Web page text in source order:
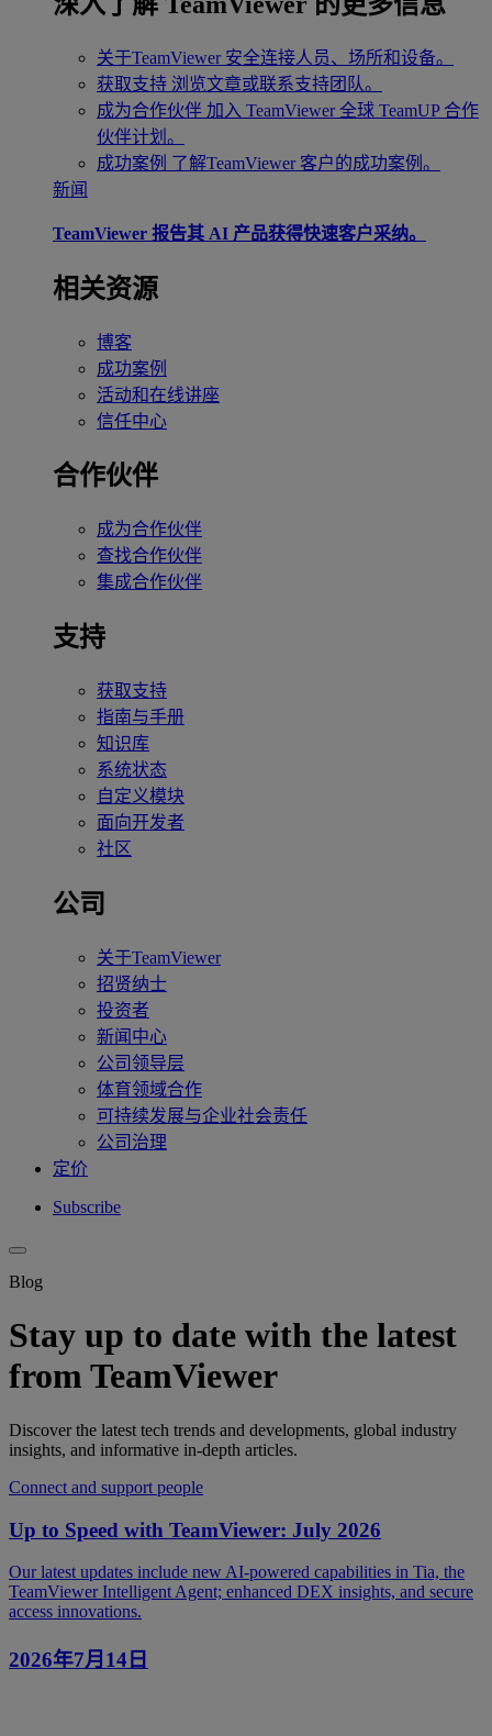
关于TeamViewer 安全连接人员、场所和设备。
获取支持 浏览文章或联系支持团队。
成为合作伙伴 加入 TeamViewer 全球 TeamUP 合作
伙伴计划。
成功案例 了解TeamViewer 客户的成功案例。
新闻
TeamViewer 报告其 AI 产品获得快速客户采纳。
相关资源
博客
成功案例
活动和在线讲座
信任中心
合作伙伴
成为合作伙伴
查找合作伙伴
集成合作伙伴
支持
获取支持
指南与手册
知识库
系统状态
自定义模块
面向开发者
社区
公司
关于TeamViewer
招贤纳士
投资者
新闻中心
公司领导层
体育领域合作
可持续发展与企业社会责任
公司治理
定价
Subscribe
Blog
Stay up to date with the latest
from TeamViewer
Discover the latest tech trends and developments, global industry
insights, and informative in-depth articles.
Connect and support people
Up to Speed with TeamViewer: July 2026
Our latest updates include new AI-powered capabilities in Tia, the
TeamViewer Intelligent Agent; enhanced DEX insights, and secure
access innovations.
2026年7月14日